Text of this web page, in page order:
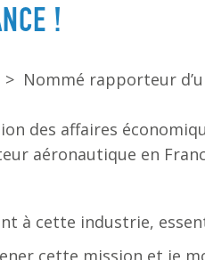
!
> Nommé rapporteur
des affaires
aéronautique en
à cette industrie,